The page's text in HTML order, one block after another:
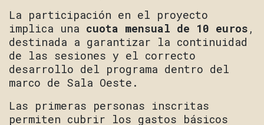
La participación en el proyecto
implica una cuota mensual de 10 euros ,
destinada a garantizar la continuidad
de las sesiones y el correcto
desarrollo del programa dentro del
marco de Sala Oeste.
Las primeras personas inscritas
permiten cubrir los gastos básicos